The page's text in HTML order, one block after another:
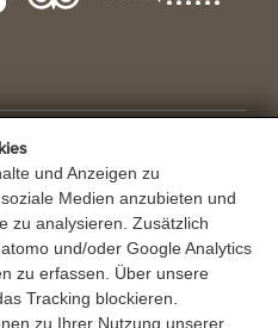
und Anzeigen zu
Medien anzubieten und
zu analysieren. Zusätzlich
und/oder Google Analytics
zu erfassen. Über unsere
Tracking blockieren.
zu Ihrer Nutzung unserer